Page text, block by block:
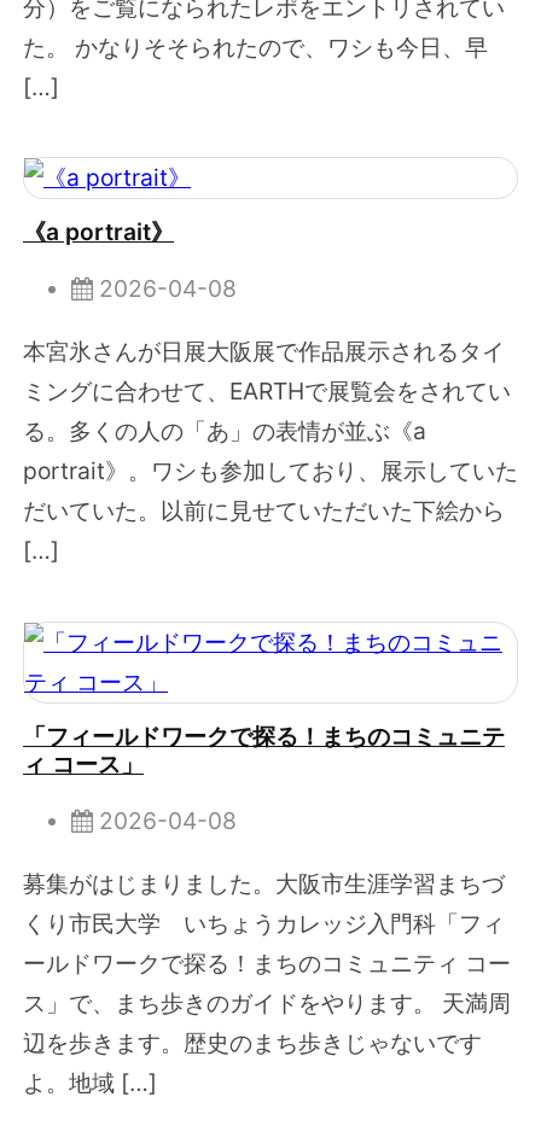
分）をご覧になられたレポをエントリされてい
た。 かなりそそられたので、ワシも今日、早
[…]
《a portrait》
2026-04-08
本宮氷さんが日展大阪展で作品展示されるタイ
ミングに合わせて、EARTHで展覧会をされてい
る。多くの人の「あ」の表情が並ぶ《a
portrait》。ワシも参加しており、展示していた
だいていた。以前に見せていただいた下絵から
[…]
「フィールドワークで探る！まちのコミュニテ
ィ コース」
2026-04-08
募集がはじまりました。大阪市生涯学習まちづ
くり市民大学 いちょうカレッジ入門科「フィ
ールドワークで探る！まちのコミュニティ コー
ス」で、まち歩きのガイドをやります。 天満周
辺を歩きます。歴史のまち歩きじゃないです
よ。地域 […]